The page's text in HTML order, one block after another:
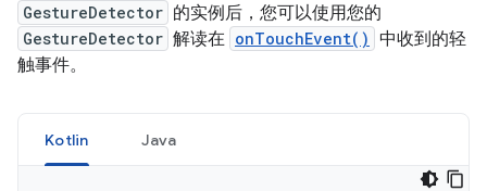
GestureDetector 的实例后，您可以使用您的
GestureDetector 解读在 onTouchEvent() 中收到的轻
触事件。
Kotlin Java